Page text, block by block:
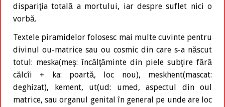
dispariţia totală a mortului, iar despre suflet nici o
vorbă.
Textele piramidelor folosesc mai multe cuvinte pentru
divinul ou-matrice sau ou cosmic din care s-a născut
totul: meska(meş: încălţăminte din piele subţire fără
călcîi + ka: poartă, loc nou), meskhent(mascat:
deghizat), kement, ut(ud: umed, aspectul din oul
matrice, sau organul genital în general pe unde are loc